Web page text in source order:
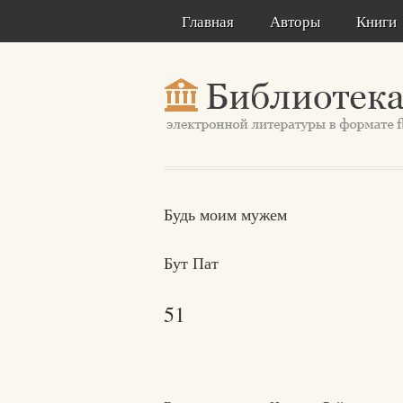
Главная Авторы Книги
Будь моим мужем
Бут Пат
51